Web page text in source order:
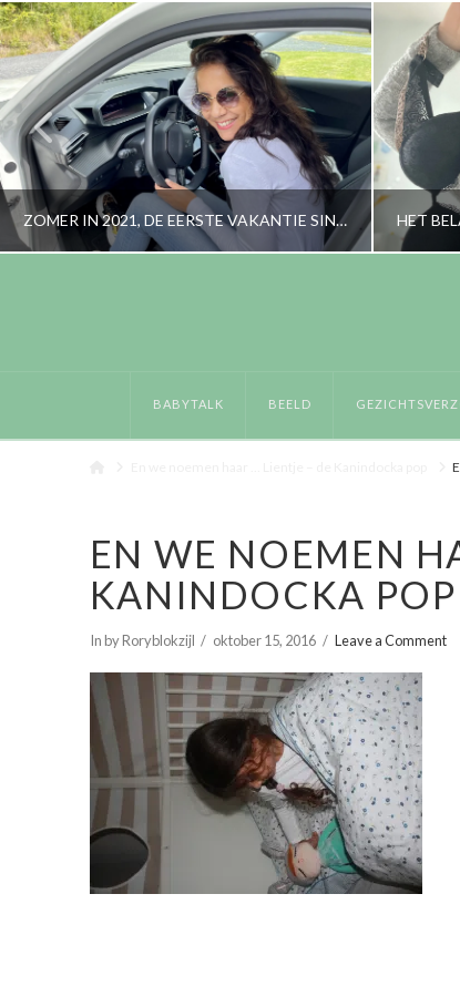
ZOMER IN 2021, DE EERSTE VAKANTIE SINDS…
BABYTALK BEELD
EN WE NOEMEN
KANINDOCKA POP
In by Roryblokzijl oktober 15, 2016 Leave a Comment